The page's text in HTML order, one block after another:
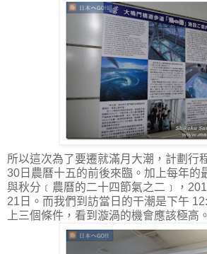
所以這次為了要遷就滿月大潮，計劃行
30日農曆十五的前後來臨。加上每年的
與秋分﹝農曆的二十四節氣之二﹞，
21日。而我們到訪當日的干潮是下午
上三個條件，看到漩渦的機會應該極高。